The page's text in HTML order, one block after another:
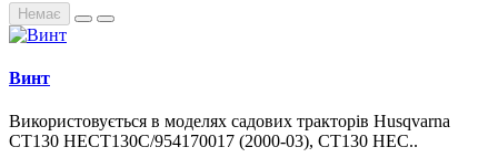
Немає
Винт
Використовується в моделях садових тракторів Husqvarna
CT130 HECT130C/954170017 (2000-03), CT130 HEC..